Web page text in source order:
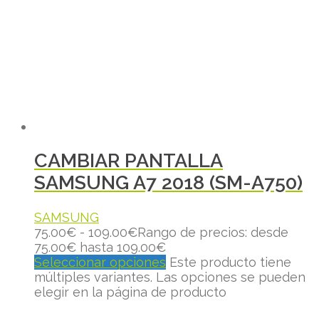
CAMBIAR PANTALLA
SAMSUNG A7 2018 (SM-A750)
SAMSUNG
75.00€ - 109.00€Rango de precios: desde
75.00€ hasta 109.00€
Seleccionar opciones Este producto tiene
múltiples variantes. Las opciones se pueden
elegir en la página de producto